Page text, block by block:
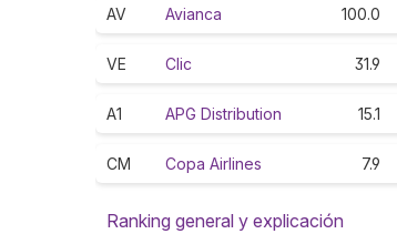
AV Avianca 100.0
VE Clic 31.9
A1 APG Distribution 15.1
CM Copa Airlines 7.9
Ranking general y explicación